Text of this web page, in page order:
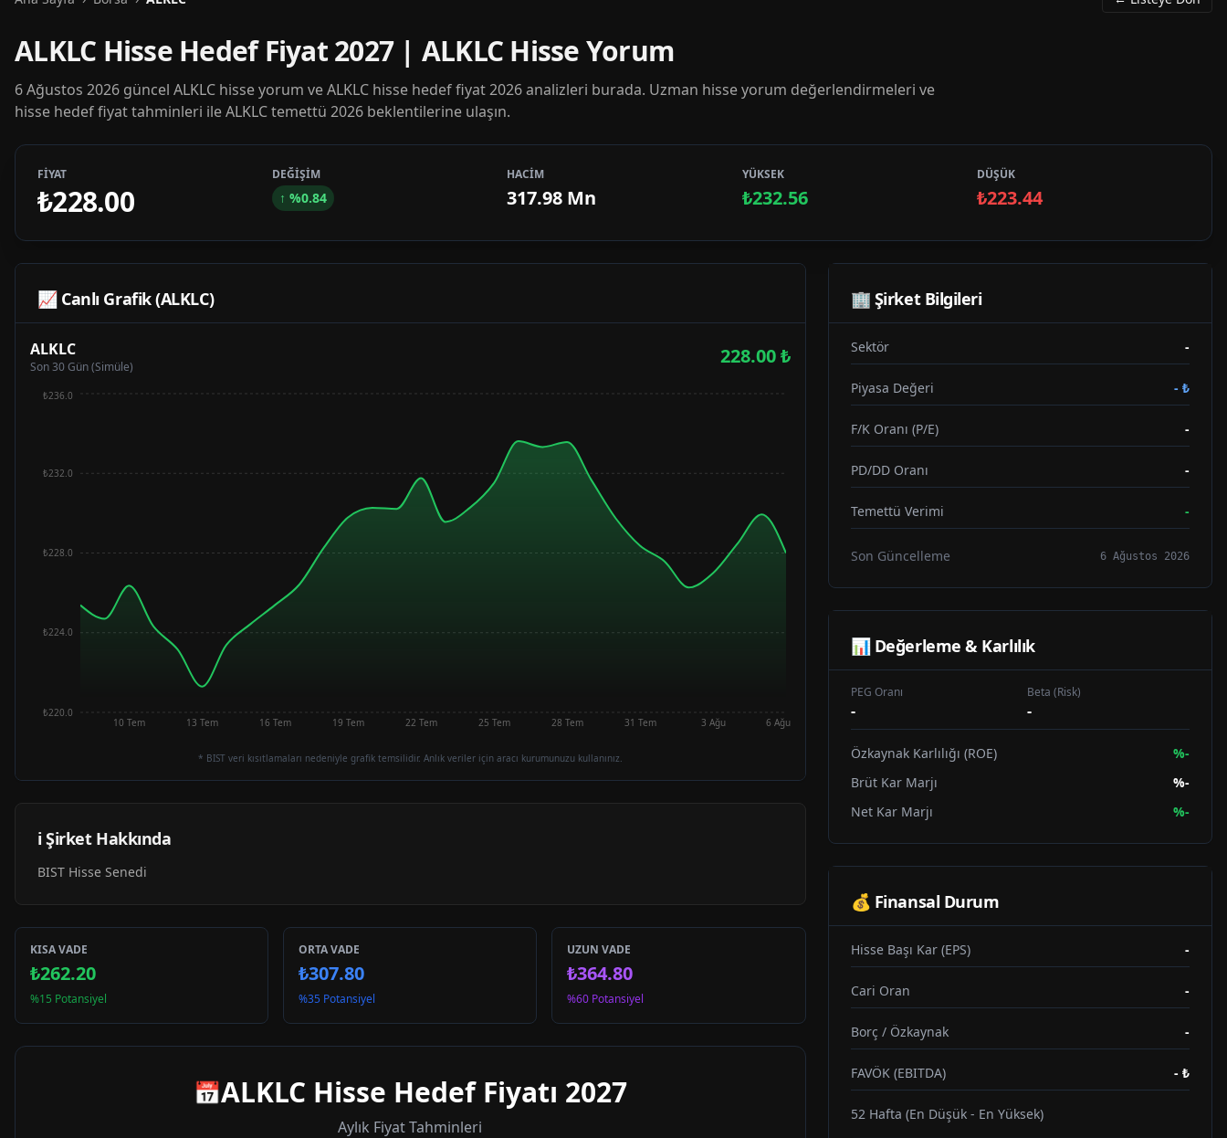
ALKLC Hisse Hedef Fiyat 2027 | ALKLC Hisse Yorum
6 Ağustos 2026 güncel ALKLC hisse yorum ve ALKLC hisse hedef fiyat 2026 analizleri burada. Uzman hisse yorum değerlendirmeleri ve
hisse hedef fiyat tahminleri ile ALKLC temettü 2026 beklentilerine ulaşın.
FİYAT
₺228.00
DEĞİŞİM
↑ %0.84
HACİM
317.98 Mn
YÜKSEK
₺232.56
DÜŞÜK
₺223.44
📈 Canlı Grafik (ALKLC)
ALKLC
Son 30 Gün (Simüle) 228.00₺
10 Tem 13 Tem 16 Tem 19 Tem 22 Tem 25 Tem 28 Tem 31 Tem 3 Ağu 6 Ağu
₺220.0
₺224.0
₺228.0
₺232.0
₺236.0
* BIST veri kısıtlamaları nedeniyle grafik temsilidir. Anlık veriler için aracı kurumunuzu kullanınız.
ℹ️ Şirket Hakkında
BIST Hisse Senedi
KISA VADE
₺262.20
%15 Potansiyel
ORTA VADE
₺307.80
%35 Potansiyel
UZUN VADE
₺364.80
%60 Potansiyel
📅ALKLC Hisse Hedef Fiyatı 2027
Aylık Fiyat Tahminleri
🏢 Şirket Bilgileri
Sektör -
Piyasa Değeri - ₺
F/K Oranı (P/E) -
PD/DD Oranı -
Temettü Verimi -
Son Güncelleme 6 Ağustos 2026
📊 Değerleme & Karlılık
PEG Oranı
-
Beta (Risk)
-
Özkaynak Karlılığı (ROE) %-
Brüt Kar Marjı
%-
Net Kar Marjı
%-
💰 Finansal Durum
Hisse Başı Kar (EPS) -
Cari Oran -
Borç / Özkaynak -
FAVÖK (EBITDA) - ₺
52 Hafta (En Düşük - En Yüksek)